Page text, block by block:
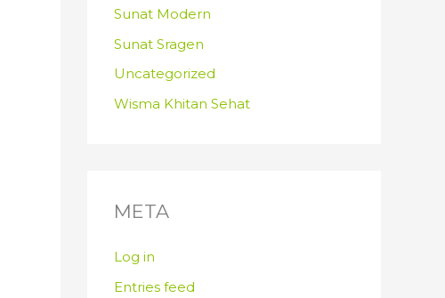
Sunat Modern
Sunat Sragen
Uncategorized
Wisma Khitan Sehat
META
Log in
Entries feed